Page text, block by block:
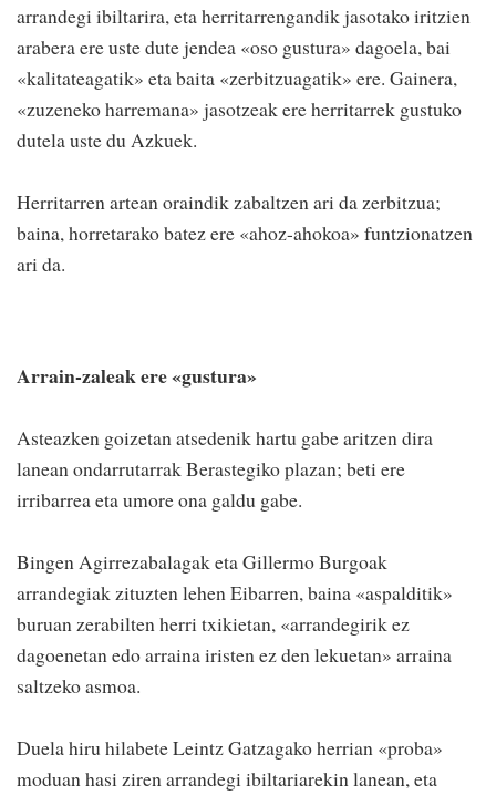
arrandegi ibiltarira, eta herritarrengandik jasotako iritzien
arabera ere uste dute jendea «oso gustura» dagoela, bai
«kalitateagatik» eta baita «zerbitzuagatik» ere. Gainera,
«zuzeneko harremana» jasotzeak ere herritarrek gustuko
dutela uste du Azkuek.
Herritarren artean oraindik zabaltzen ari da zerbitzua;
baina, horretarako batez ere «ahoz-ahokoa» funtzionatzen
ari da.
Arrain-zaleak ere «gustura»
Asteazken goizetan atsedenik hartu gabe aritzen dira
lanean ondarrutarrak Berastegiko plazan; beti ere
irribarrea eta umore ona galdu gabe.
Bingen Agirrezabalagak eta Gillermo Burgoak
arrandegiak zituzten lehen Eibarren, baina «aspalditik»
buruan zerabilten herri txikietan, «arrandegirik ez
dagoenetan edo arraina iristen ez den lekuetan» arraina
saltzeko asmoa.
Duela hiru hilabete Leintz Gatzagako herrian «proba»
moduan hasi ziren arrandegi ibiltariarekin lanean, eta